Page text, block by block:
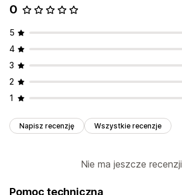
0
5
4
3
2
1
Napisz recenzję Wszystkie recenzje
Nie ma jeszcze recenzji
Pomoc techniczna